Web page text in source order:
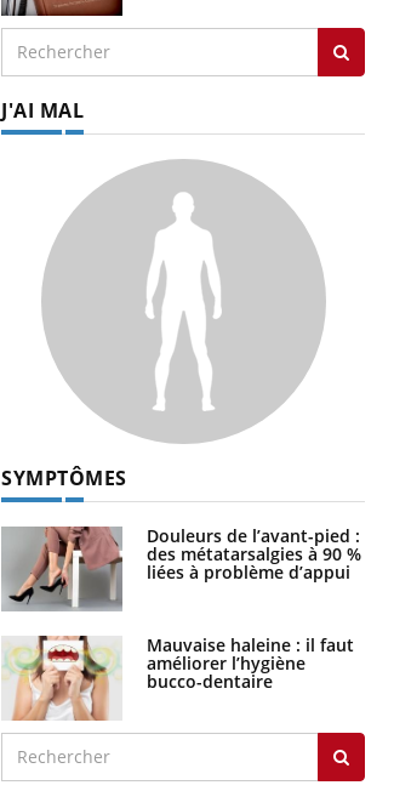
J'AI MAL
SYMPTÔMES
Douleurs de l’avant-pied :
des métatarsalgies à 90 %
liées à problème d’appui
Mauvaise haleine : il faut
améliorer l’hygiène
bucco-dentaire